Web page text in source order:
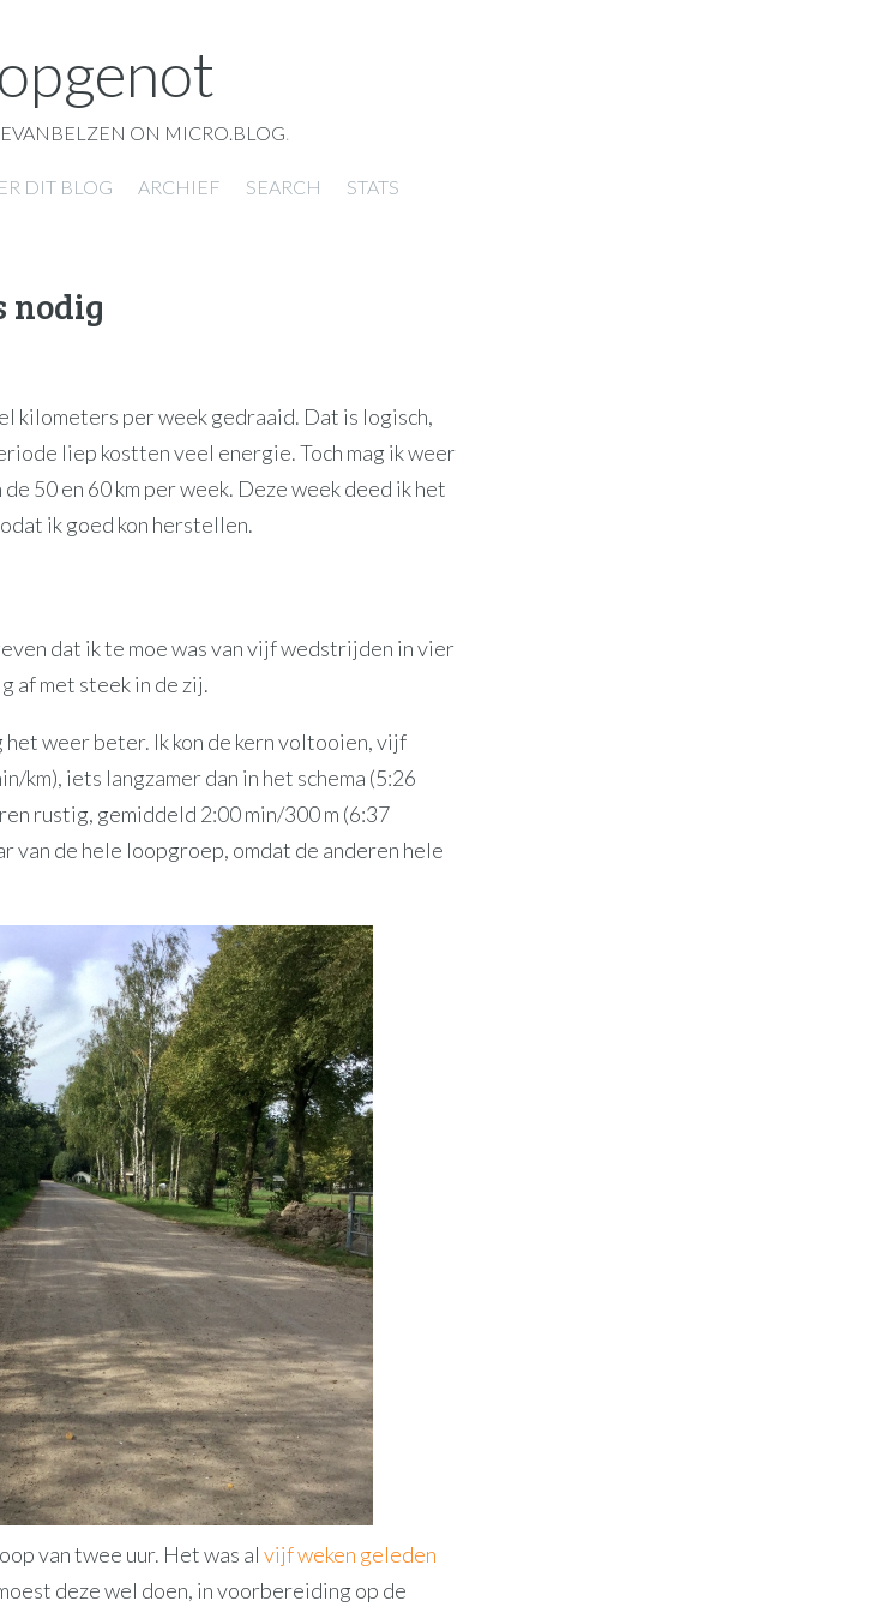
ON MICRO.BLOG.
DIT BLOG ARCHIEF SEARCH STATS
nodig
kilometers per week gedraaid. Dat is logisch,
liep kostten veel energie. Toch mag ik weer
50 en 60 km per week. Deze week deed ik het
ik goed kon herstellen.
dat ik te moe was van vijf wedstrijden in vier
af met steek in de zij.
het weer beter. Ik kon de kern voltooien, vijf
km), iets langzamer dan in het schema (5:26
rustig, gemiddeld 2:00 min/300 m (6:37
van de hele loopgroep, omdat de anderen hele
van twee uur. Het was al vijf weken geleden
deze wel doen, in voorbereiding op de